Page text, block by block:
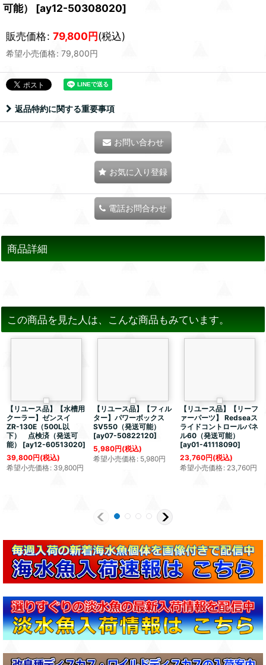
可能）
[ay12-50308020]
販売価格: 79,800円(税込)
希望小売価格: 79,800円
返品特約に関する重要事項
お問い合わせ
お気に入り登録
電話お問合わせ
商品詳細
この商品を見た人は、こんな商品もみています。
【リユース品】【水槽用
クーラー】ゼンスイ
ZR-130E（500L以
下） 点検済（発送可
能）
[ay12-60513020]
39,800円(税込)
希望小売価格: 39,800円
【リユース品】【フィル
ター】パワーボックス
SV550（発送可能）
[ay07-50822120]
5,980円(税込)
希望小売価格: 5,980円
【リユース品】【リーフ
ァーパーツ】 Redseaス
ライドコントロールパネ
ル60（発送可能）
[ay01-41118090]
23,760円(税込)
希望小売価格: 23,760円